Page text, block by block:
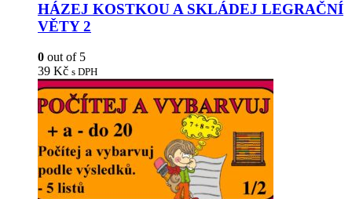
HÁZEJ KOSTKOU A SKLÁDEJ LEGRAČNÍ
VĚTY 2
0 out of 5
39 Kč s DPH